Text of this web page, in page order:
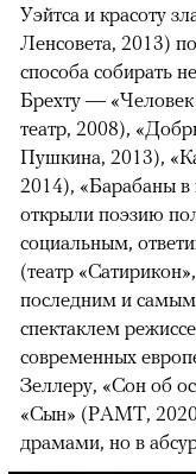
Уэйтса и красоту
Ленсовета, 2013)
способа собирать
Брехту —
театр, 2008),
Пушкина, 2013),
2014), «Барабаны
открыли поэзию
социальным,
(театр
последним и
спектаклем
современных
Зеллеру, «Сон об
«Сын» (РАМТ,
драмами, но в